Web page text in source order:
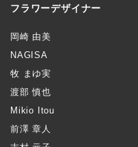
フラワーデザイナー
岡崎 由美
NAGISA
牧 まゆ実
渡部 慎也
Mikio Itou
前澤 章人